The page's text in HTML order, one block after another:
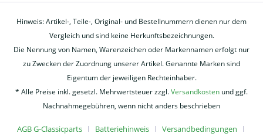
Hinweis: Artikel-, Teile-, Original- und Bestellnummern dienen nur dem
Vergleich und sind keine Herkunftsbezeichnungen.
Die Nennung von Namen, Warenzeichen oder Markennamen erfolgt nur
zu Zwecken der Zuordnung unserer Artikel. Genannte Marken sind
Eigentum der jeweiligen Rechteinhaber.
* Alle Preise inkl. gesetzl. Mehrwertsteuer zzgl.Versandkosten und ggf.
Nachnahmegebühren, wenn nicht anders beschrieben
AGB G-Classicparts Batteriehinweis Versandbedingungen